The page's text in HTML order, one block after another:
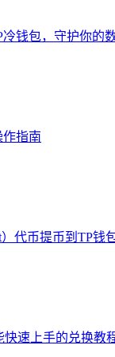
钱包，守护你的
指南
代币提币到TP钱包
速上手的兑换教